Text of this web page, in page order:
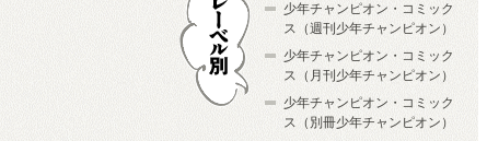
少年チャンピオン・コミック
ス（週刊少年チャンピオン）
少年チャンピオン・コミック
ス（月刊少年チャンピオン）
少年チャンピオン・コミック
ス（別冊少年チャンピオン）